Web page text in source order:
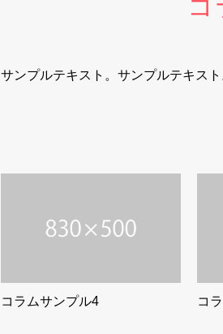
コ
サンプルテキスト。サンプルテキスト
コラムサンプル4 コ